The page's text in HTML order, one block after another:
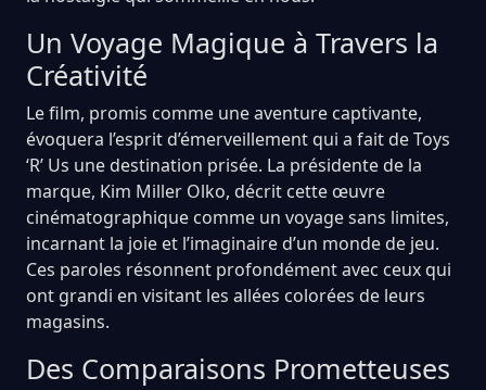
Un Voyage Magique à Travers la
Créativité
Le film, promis comme une aventure captivante,
évoquera l’esprit d’émerveillement qui a fait de Toys
‘R’ Us une destination prisée. La présidente de la
marque, Kim Miller Olko, décrit cette œuvre
cinématographique comme un voyage sans limites,
incarnant la joie et l’imaginaire d’un monde de jeu.
Ces paroles résonnent profondément avec ceux qui
ont grandi en visitant les allées colorées de leurs
magasins.
Des Comparaisons Prometteuses